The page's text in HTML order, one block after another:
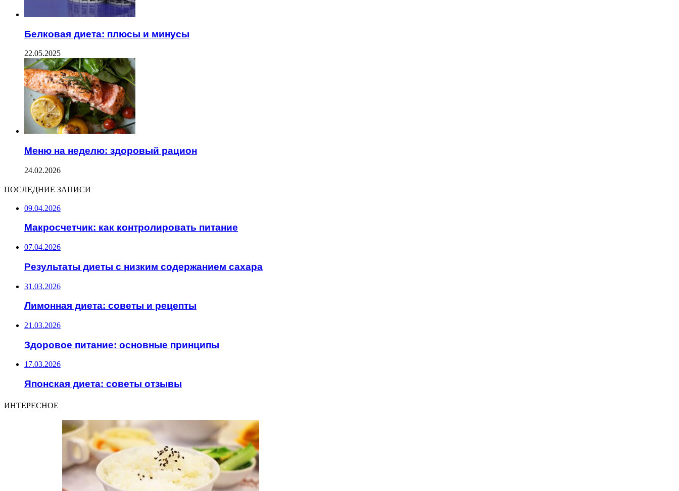
Белковая диета: плюсы и минусы
22.05.2025
Меню на неделю: здоровый рацион
24.02.2026
ПОСЛЕДНИЕ ЗАПИСИ
09.04.2026
Макросчетчик: как контролировать питание
07.04.2026
Результаты диеты с низким содержанием сахара
31.03.2026
Лимонная диета: советы и рецепты
21.03.2026
Здоровое питание: основные принципы
17.03.2026
Японская диета: советы отзывы
ИНТЕРЕСНОЕ